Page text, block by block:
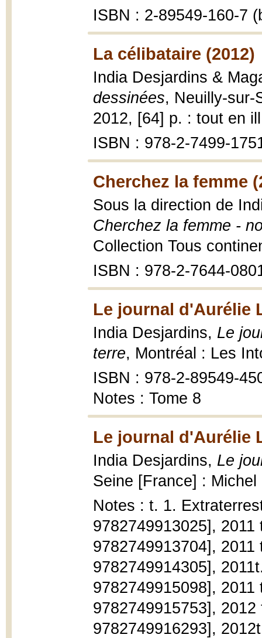
ISBN : 2-89549-160-7
La célibataire (2012)
India Desjardins &
dessinées, Neuilly-sur-
2012, [64] p. : tout en
ISBN : 978-2-7499-
Cherchez la femme
Sous la direction de
Cherchez la femme -
Collection Tous
ISBN : 978-2-7644-
Le journal d'Aurélie
India Desjardins, Le
terre, Montréal : Les
ISBN : 978-2-89549-
Notes : Tome 8
Le journal d'Aurélie
India Desjardins, Le
Seine [France] :
Notes : t. 1.
9782749913025],
9782749913704],
9782749914305],
9782749915098],
9782749915753],
9782749916293],